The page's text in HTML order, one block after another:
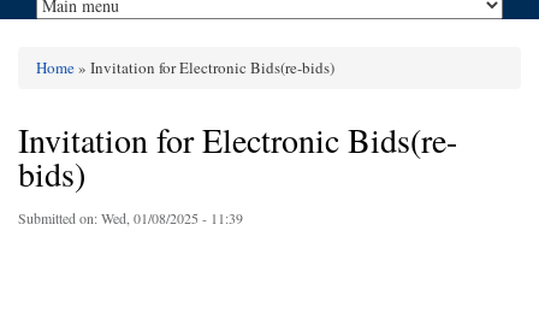
Home» Invitation for Electronic Bids(re-bids)
Invitation for Electronic Bids(re-
bids)
Submitted on:Wed, 01/08/2025 - 11:39